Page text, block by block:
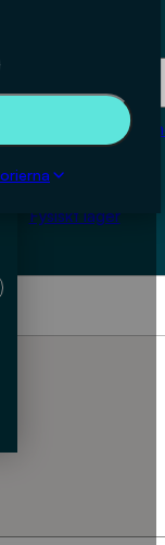
och kontakt
Om
Köpvillkor
Fysiskt lager